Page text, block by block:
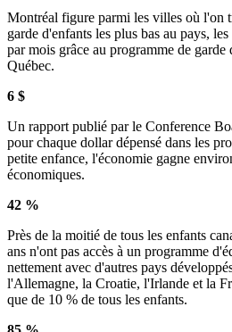
Montréal figure parmi les villes où l'on
garde d'enfants les plus bas au pays,
par mois grâce au programme de
Québec.
6 $
Un rapport publié par le Conference
pour chaque dollar dépensé dans les
petite enfance, l'économie gagne
économiques.
42 %
Près de la moitié de tous les enfants
ans n'ont pas accès à un programme
nettement avec d'autres pays
l'Allemagne, la Croatie, l'Irlande et la
que de 10 % de tous les enfants.